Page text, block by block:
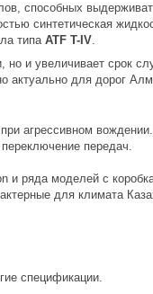
способных
синтетическая
типа ATF T-IV.
но и увеличивает срок
для дорог
агрессивном вождении.
передач.
и ряда моделей с
для климата
спецификации.